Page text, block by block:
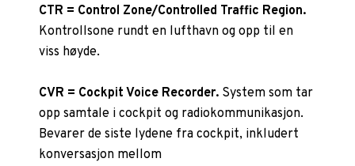
CTR = Control Zone/Controlled Traffic Region.
Kontrollsone rundt en lufthavn og opp til en
viss høyde.
CVR = Cockpit Voice Recorder. System som tar
opp samtale i cockpit og radiokommunikasjon.
Bevarer de siste lydene fra cockpit, inkludert
konversasjon mellom